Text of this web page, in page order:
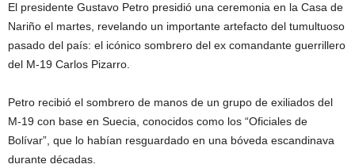
El presidente Gustavo Petro presidió una ceremonia en la Casa de
Nariño el martes, revelando un importante artefacto del tumultuoso
pasado del país: el icónico sombrero del ex comandante guerrillero
del M-19 Carlos Pizarro.
Petro recibió el sombrero de manos de un grupo de exiliados del
M-19 con base en Suecia, conocidos como los “Oficiales de
Bolívar”, que lo habían resguardado en una bóveda escandinava
durante décadas.